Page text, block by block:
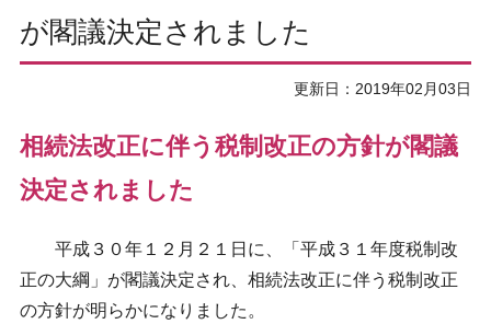
が閣議決定されました
更新日：2019年02月03日
相続法改正に伴う税制改正の方針が閣議
決定されました
平成３０年１２月２１日に、「平成３１年度税制改
正の大綱」が閣議決定され、相続法改正に伴う税制改正
の方針が明らかになりました。